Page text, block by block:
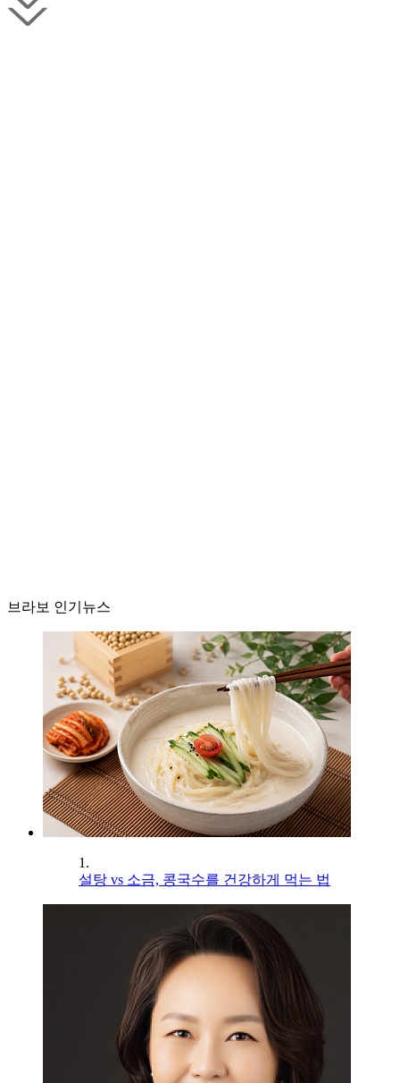
브라보 인기뉴스
1.
설탕 vs 소금, 콩국수를 건강하게 먹는 법